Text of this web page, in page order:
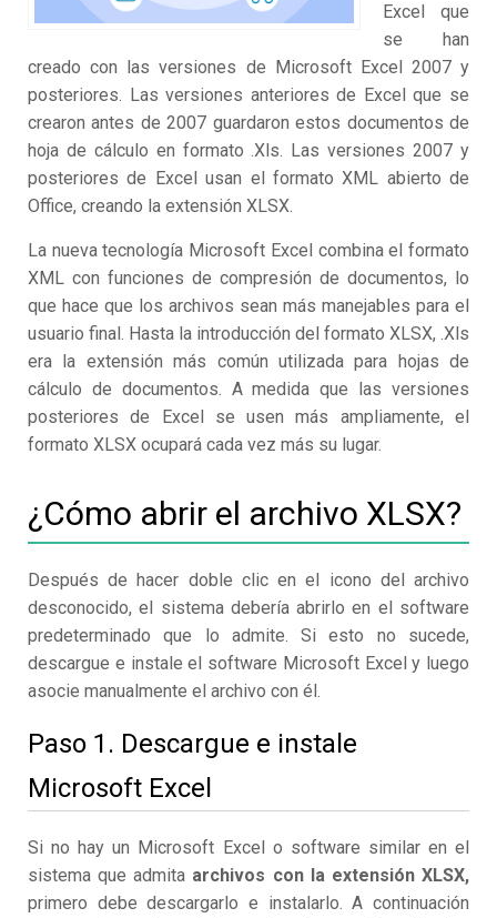
Excel que
se han
creado con las versiones de Microsoft Excel 2007 y
posteriores. Las versiones anteriores de Excel que se
crearon antes de 2007 guardaron estos documentos de
hoja de cálculo en formato .Xls. Las versiones 2007 y
posteriores de Excel usan el formato XML abierto de
Office, creando la extensión XLSX.
La nueva tecnología Microsoft Excel combina el formato
XML con funciones de compresión de documentos, lo
que hace que los archivos sean más manejables para el
usuario final. Hasta la introducción del formato XLSX, .Xls
era la extensión más común utilizada para hojas de
cálculo de documentos. A medida que las versiones
posteriores de Excel se usen más ampliamente, el
formato XLSX ocupará cada vez más su lugar.
¿Cómo abrir el archivo XLSX?
Después de hacer doble clic en el icono del archivo
desconocido, el sistema debería abrirlo en el software
predeterminado que lo admite. Si esto no sucede,
descargue e instale el software Microsoft Excel y luego
asocie manualmente el archivo con él.
Paso 1. Descargue e instale
Microsoft Excel
Si no hay un Microsoft Excel o software similar en el
sistema que admita archivos con la extensión XLSX,
primero debe descargarlo e instalarlo. A continuación